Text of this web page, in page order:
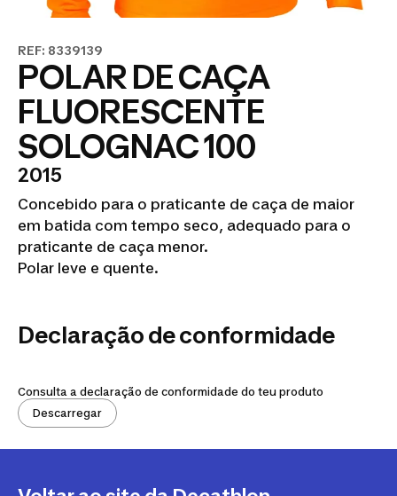
REF: 8339139
POLAR DE CAÇA
FLUORESCENTE
SOLOGNAC 100
2015
Concebido para o praticante de caça de maior
em batida com tempo seco, adequado para o
praticante de caça menor.
Polar leve e quente.
Declaração de conformidade
Consulta a declaração de conformidade do teu produto
Descarregar